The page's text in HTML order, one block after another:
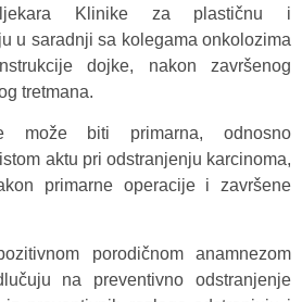
ljekara Klinike za plastičnu i
u saradnji sa kolegama onkolozima
dojke, nakon završenog
tretmana.
može biti primarna, odnosno
aktu pri odstranjenju karcinoma,
primarne operacije i završene
porodičnom anamnezom
na preventivno odstranjenje